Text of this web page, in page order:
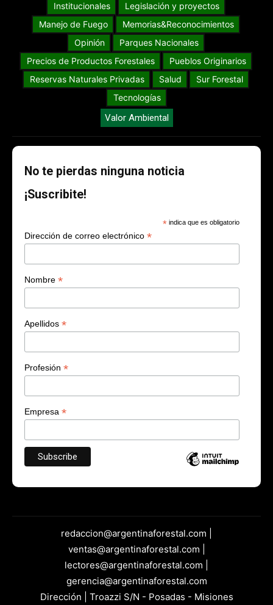
Institucionales
Legislación y proyectos
Manejo de Fuego
Memorias&Reconocimientos
Opinión
Parques Nacionales
Precios de Productos Forestales
Pueblos Originarios
Reservas Naturales Privadas
Salud
Sur Forestal
Tecnologías
Valor Ambiental
No te pierdas ninguna noticia
¡Suscribite!
* indica que es obligatorio
Dirección de correo electrónico *
Nombre *
Apellidos *
Profesión *
Empresa *
redaccion@argentinaforestal.com |
ventas@argentinaforestal.com |
lectores@argentinaforestal.com |
gerencia@argentinaforestal.com
Dirección | Troazzi S/N - Posadas - Misiones